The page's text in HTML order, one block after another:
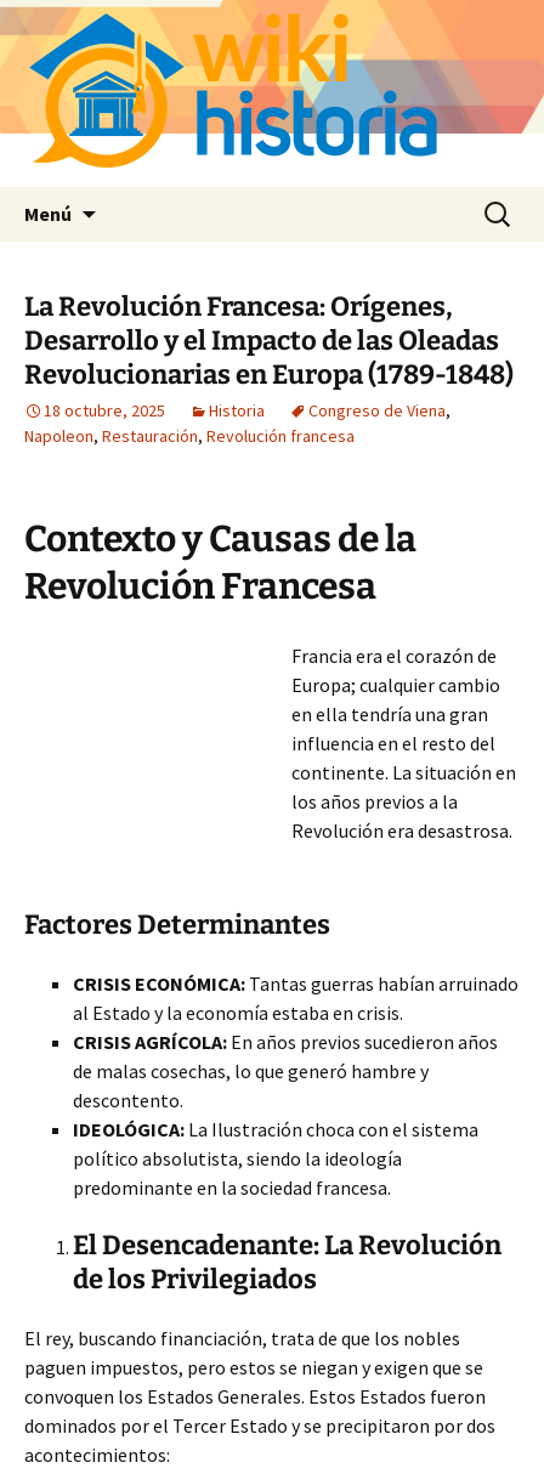
Menú Buscar:
La Revolución Francesa: Orígenes,
Desarrollo y el Impacto de las Oleadas
Revolucionarias en Europa (1789-1848)
18 octubre, 2025 Historia Congreso de Viena,
Napoleon, Restauración, Revolución francesa
Contexto y Causas de la
Revolución Francesa
Francia era el corazón de
Europa; cualquier cambio
en ella tendría una gran
influencia en el resto del
continente. La situación en
los años previos a la
Revolución era desastrosa.
Factores Determinantes
CRISIS ECONÓMICA: Tantas guerras habían arruinado
al Estado y la economía estaba en crisis.
CRISIS AGRÍCOLA: En años previos sucedieron años
de malas cosechas, lo que generó hambre y
descontento.
IDEOLÓGICA: La Ilustración choca con el sistema
político absolutista, siendo la ideología
predominante en la sociedad francesa.
El Desencadenante: La Revolución
de los Privilegiados
El rey, buscando financiación, trata de que los nobles
paguen impuestos, pero estos se niegan y exigen que se
convoquen los Estados Generales. Estos Estados fueron
dominados por el Tercer Estado y se precipitaron por dos
acontecimientos: